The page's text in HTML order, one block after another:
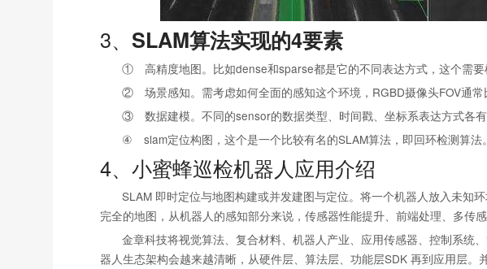
3、SLAM算法实现的4要素
① 高精度地图。比如dense和sparse都是它的不同表达方式，这个需要
② 场景感知。需考虑如何全面的感知这个环境，RGBD摄像头FOV通常
③ 数据建模。不同的sensor的数据类型、时间戳、坐标系表达方式各有
④ slam定位构图，这个是一个比较有名的SLAM算法，即回环检测算法
4、小蜜蜂巡检机器人应用介绍
SLAM 即时定位与地图构建或并发建图与定位。将一个机器人放入未知
完全的地图，从机器人的感知部分来说，传感器性能提升、前端处理、多传
金章科技将视觉算法、复合材料、机器人产业、应用传感器、控制系统
器人生态架构会越来越清晰，从硬件层、算法层、功能层SDK 再到应用层